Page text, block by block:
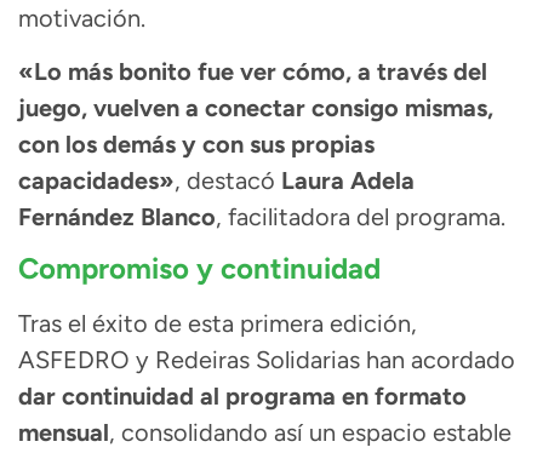
motivación.
«Lo más bonito fue ver cómo, a través del
juego, vuelven a conectar consigo mismas,
con los demás y con sus propias
capacidades», destacó Laura Adela
Fernández Blanco, facilitadora del programa.
Compromiso y continuidad
Tras el éxito de esta primera edición,
ASFEDRO y Redeiras Solidarias han acordado
dar continuidad al programa en formato
mensual, consolidando así un espacio estable